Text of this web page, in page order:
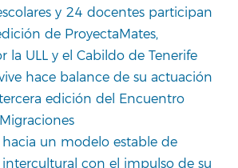
y 24 docentes participan
de ProyectaMates,
la ULL y el Cabildo de Tenerife
hace balance de su actuación
edición del Encuentro
hacia un modelo estable de
con el impulso de su